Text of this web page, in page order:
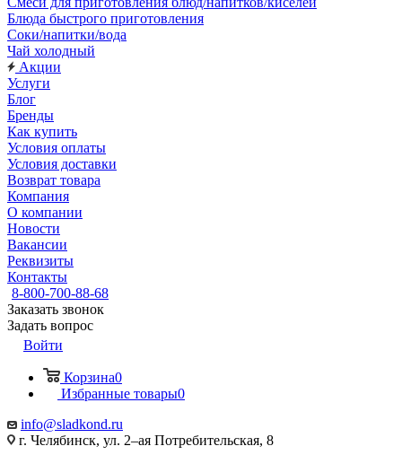
Блюда быстрого приготовления
Соки/напитки/вода
Чай холодный
Акции
Услуги
Блог
Бренды
Как купить
Условия оплаты
Условия доставки
Возврат товара
Компания
О компании
Новости
Вакансии
Реквизиты
Контакты
8-800-700-88-68
Заказать звонок
Задать вопрос
Войти
Корзина0
Избранные товары0
info@sladkond.ru
г. Челябинск, ул. 2–ая Потребительская, 8